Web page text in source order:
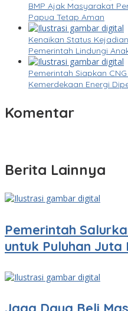
BMP Ajak Masyarakat
Papua Tetap Aman
Kenaikan Status
Pemerintah Lindungi
Pemerintah Siapkan
Kemerdekaan Energi
Komentar
Berita Lainnya
Pemerintah
untuk Puluhan Juta